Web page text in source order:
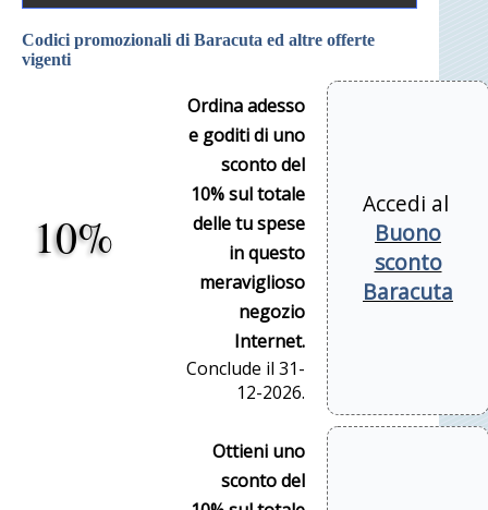
Codici promozionali di Baracuta ed altre offerte
vigenti
10%
Ordina adesso
e goditi di uno
sconto del
10% sul totale
delle tu spese
in questo
meraviglioso
negozio
Internet.
Conclude il 31-
12-2026.
Accedi al
Buono
sconto
Baracuta
Ottieni uno
sconto del